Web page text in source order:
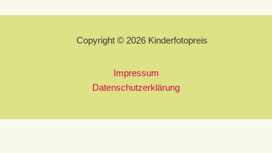
Copyright © 2026 Kinderfotopreis
Impressum
Datenschutzerklärung